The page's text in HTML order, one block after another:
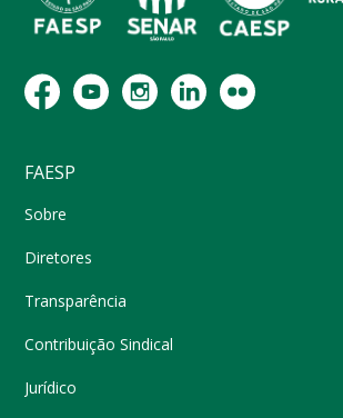
FAESP
Sobre
Diretores
Transparência
Contribuição Sindical
Jurídico